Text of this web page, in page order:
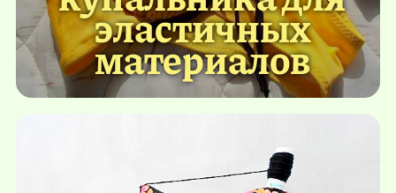
эластичных
материалов